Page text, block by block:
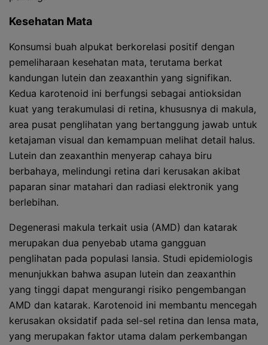
Kesehatan Mata
Konsumsi buah alpukat berkorelasi positif dengan
pemeliharaan kesehatan mata, terutama berkat
kandungan lutein dan zeaxanthin yang signifikan.
Kedua karotenoid ini berfungsi sebagai antioksidan
kuat yang terakumulasi di retina, khususnya di makula,
area pusat penglihatan yang bertanggung jawab untuk
ketajaman visual dan kemampuan melihat detail halus.
Lutein dan zeaxanthin menyerap cahaya biru
berbahaya, melindungi retina dari kerusakan akibat
paparan sinar matahari dan radiasi elektronik yang
berlebihan.
Degenerasi makula terkait usia (AMD) dan katarak
merupakan dua penyebab utama gangguan
penglihatan pada populasi lansia. Studi epidemiologis
menunjukkan bahwa asupan lutein dan zeaxanthin
yang tinggi dapat mengurangi risiko pengembangan
AMD dan katarak. Karotenoid ini membantu mencegah
kerusakan oksidatif pada sel-sel retina dan lensa mata,
yang merupakan faktor utama dalam perkembangan